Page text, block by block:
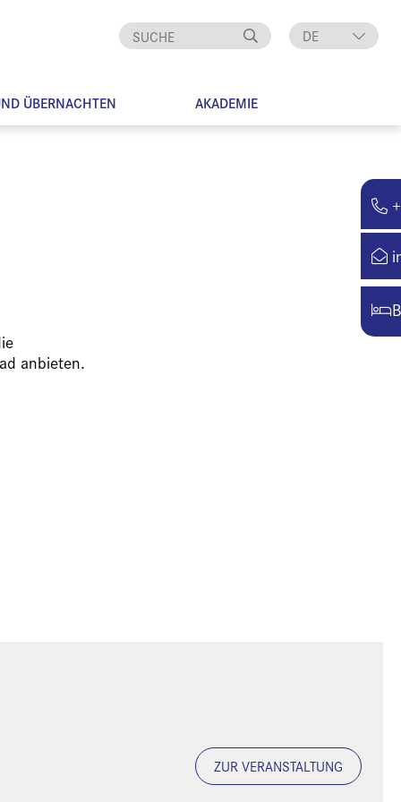
DE
ÜBERNACHTEN AKADEMIE
anbieten.
ZUR VERANSTALTUNG